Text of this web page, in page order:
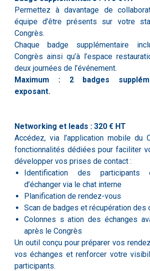
Permettez à davantage de
équipe d’être présents sur votre
Congrès.
Chaque badge supplémentaire
Congrès ainsi qu’à l’espace
deux journées de l’événement.
Maximum : 2 badges
exposant.
Networking et leads : 320 € HT
Accédez, via l’application mobile du
fonctionnalités dédiées pour faciliter
développer vos prises de contact :
Identification des participants
d’échanger via le chat interne
Planification de rendez-vous
Scan de badges et récupération des
Colonnes sation des échanges
après le Congrès
Un outil conçu pour préparer vos
vos échanges et renforcer votre
participants.